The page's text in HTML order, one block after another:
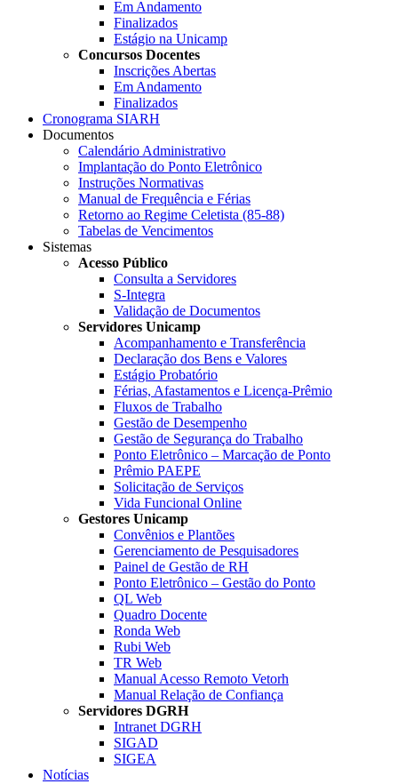
Em Andamento
Finalizados
Estágio na Unicamp
Concursos Docentes
Inscrições Abertas
Em Andamento
Finalizados
Cronograma SIARH
Documentos
Calendário Administrativo
Implantação do Ponto Eletrônico
Instruções Normativas
Manual de Frequência e Férias
Retorno ao Regime Celetista (85-88)
Tabelas de Vencimentos
Sistemas
Acesso Público
Consulta a Servidores
S-Integra
Validação de Documentos
Servidores Unicamp
Acompanhamento e Transferência
Declaração dos Bens e Valores
Estágio Probatório
Férias, Afastamentos e Licença-Prêmio
Fluxos de Trabalho
Gestão de Desempenho
Gestão de Segurança do Trabalho
Ponto Eletrônico – Marcação de Ponto
Prêmio PAEPE
Solicitação de Serviços
Vida Funcional Online
Gestores Unicamp
Convênios e Plantões
Gerenciamento de Pesquisadores
Painel de Gestão de RH
Ponto Eletrônico – Gestão do Ponto
QL Web
Quadro Docente
Ronda Web
Rubi Web
TR Web
Manual Acesso Remoto Vetorh
Manual Relação de Confiança
Servidores DGRH
Intranet DGRH
SIGAD
SIGEA
Notícias